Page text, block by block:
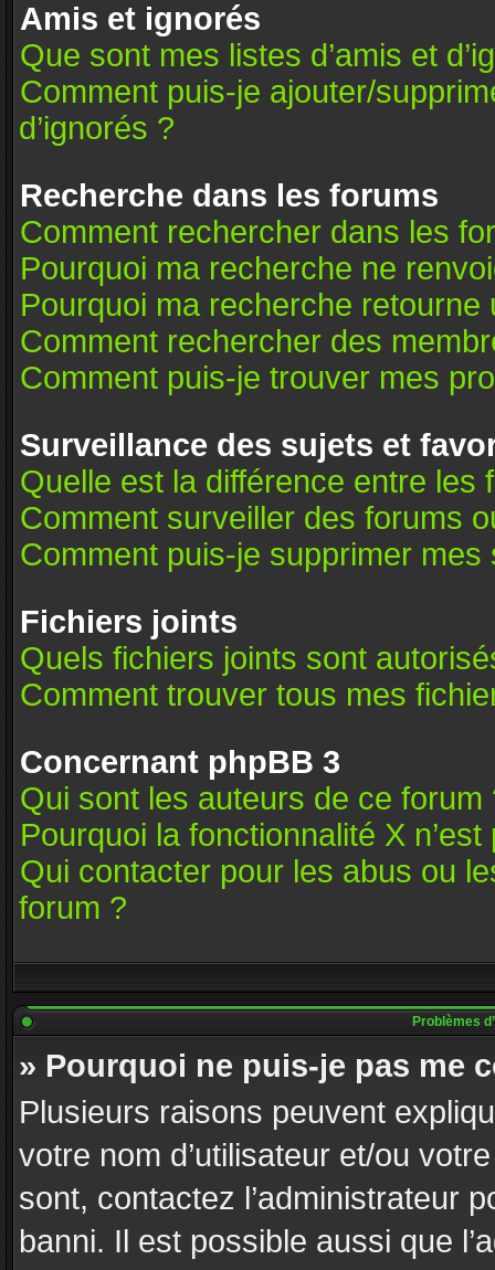
Amis et ignorés
Que sont mes listes d’amis et
Comment puis-je ajouter/
d’ignorés ?
Recherche dans les forums
Comment rechercher dans les
Pourquoi ma recherche ne
Pourquoi ma recherche retourne
Comment rechercher des
Comment puis-je trouver mes
Surveillance des sujets et
Quelle est la différence entre les
Comment surveiller des forums
Comment puis-je supprimer
Fichiers joints
Quels fichiers joints sont
Comment trouver tous mes
Concernant phpBB 3
Qui sont les auteurs de ce forum
Pourquoi la fonctionnalité X
Qui contacter pour les abus ou
forum ?
Problèmes
» Pourquoi ne puis-je pas me
Plusieurs raisons peuvent
votre nom d’utilisateur et/ou
sont, contactez l’administrateur
banni. Il est possible aussi que